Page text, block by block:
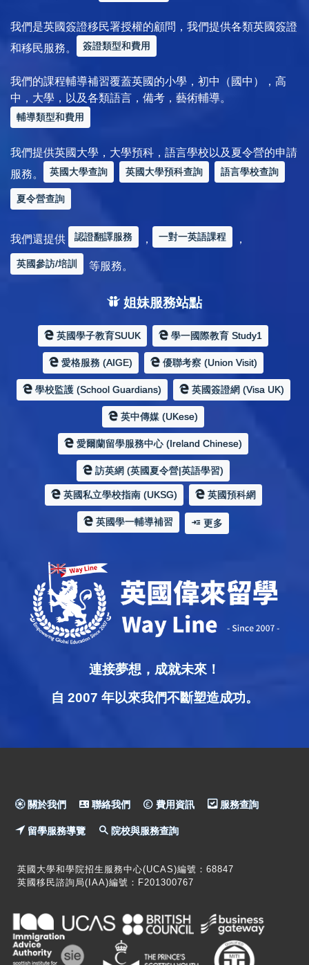
我們是英國簽證移民署授權的顧問，我們提供各類英國簽證
和移民服務。
簽證類型和費用
我們的課程輔導補習覆蓋英國的小學，初中（國中），高
中，大學，以及各類語言，備考，藝術輔導。
輔導類型和費用
我們提供英國大學，大學預科，語言學校以及夏令營的申請
服務。
英國大學查詢 英國大學預科查詢 語言學校查詢
夏令營查詢
我們還提供 認證翻譯服務 ， 一對一英語課程 ，
英國參訪/培訓 等服務。
姐妹服務站點
英國學子教育SUUK 學一國際教育 Study1
愛格服務 (AIGE) 優聯考察 (Union Visit)
學校監護 (School Guardians) 英國簽證網 (Visa UK)
英中傳媒 (UKese)
愛爾蘭留學服務中心 (Ireland Chinese)
訪英網 (英國夏令營|英語學習)
英國私立學校指南 (UKSG) 英國預科網
英國學一輔導補習 更多
連接夢想，成就未來！
自 2007 年以來我們不斷塑造成功。
關於我們 聯絡我們 費用資訊 服務查詢
留學服務導覽 院校與服務查詢
英國大學和學院招生服務中心(UCAS)編號：68847
英國移民諮詢局(IAA)編號：F201300767